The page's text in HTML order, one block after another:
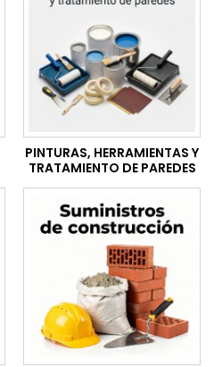
PINTURAS, HERRAMIENTAS Y
TRATAMIENTO DE PAREDES